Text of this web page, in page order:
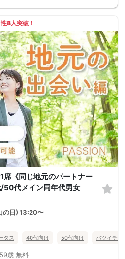
性8人突破！
席《同じ地元のパートナー
50代メイン同年代男女
の日) 13:20〜
タス 40代向け 50代向け バツイチ・
歳 無料